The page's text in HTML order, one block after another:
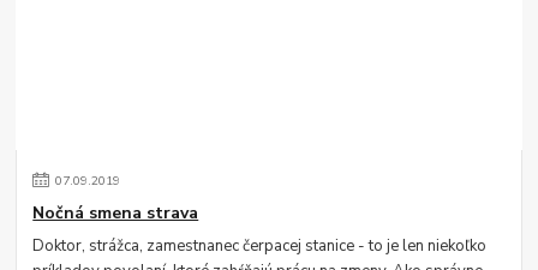
07.09.2019
Nočná smena strava
Doktor, strážca, zamestnanec čerpacej stanice - to je len niekoľko